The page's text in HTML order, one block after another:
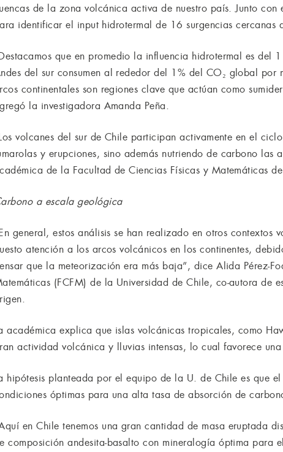
de la zona volcánica activa de nuestro país. Junto
identificar el input hidrotermal de 16 surgencias cercanas
que en promedio la influencia hidrotermal es del
del sur consumen al rededor del 1% del CO₂ global
continentales son regiones clave que actúan como
la investigadora Amanda Peña.
volcanes del sur de Chile participan activamente en el
y erupciones, sino además nutriendo de carbono las
de la Facultad de Ciencias Físicas y Matemáticas
a escala geológica
general, estos análisis se han realizado en otros
atención a los arcos volcánicos en los continentes,
que la meteorización era más baja”, dice Alida Pérez-
(FCFM) de la Universidad de Chile, co-autora de
académica explica que islas volcánicas tropicales, como
actividad volcánica y lluvias intensas, lo cual favorece
hipótesis planteada por el equipo de la U. de Chile es que
óptimas para una alta tasa de absorción de
en Chile tenemos una gran cantidad de masa eruptada
composición andesita-basalto con mineralogía óptima para